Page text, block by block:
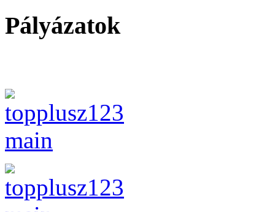
Pályázatok